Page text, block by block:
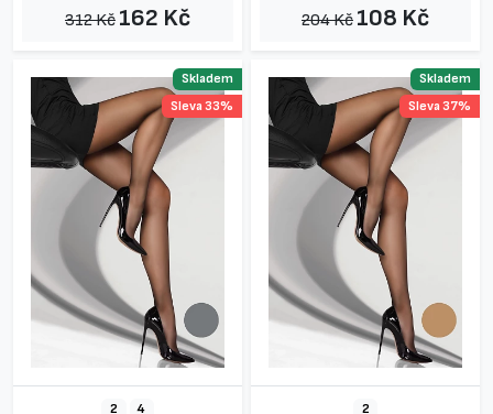
312 Kč 162 Kč 204 Kč 108 Kč
2 4
Skladem
Sleva 33%
2
Skladem
Sleva 37%